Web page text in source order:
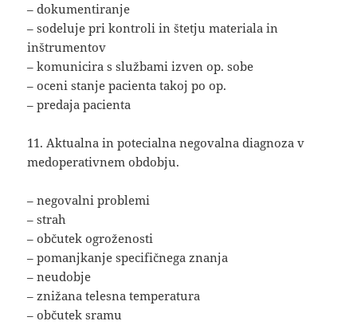
– dokumentiranje
– sodeluje pri kontroli in štetju materiala in
inštrumentov
– komunicira s službami izven op. sobe
– oceni stanje pacienta takoj po op.
– predaja pacienta
11. Aktualna in potecialna negovalna diagnoza v
medoperativnem obdobju.
– negovalni problemi
– strah
– občutek ogroženosti
– pomanjkanje specifičnega znanja
– neudobje
– znižana telesna temperatura
– občutek sramu